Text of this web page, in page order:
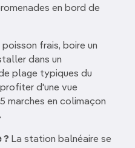
en bord de
frais, boire un
dans un
plage typiques du
d'une vue
marches en colimaçon
? La station balnéaire se